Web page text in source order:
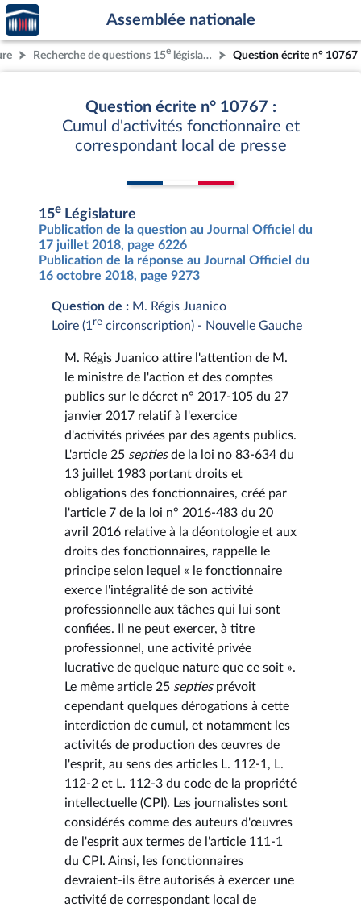
Aller au contenu
Aller en bas de la page
Accèder
à la
page
d'accueil
Assemblée nationale
Recherche de questions 15e législature Question écrite n° 10767
Question écrite n° 10767 :
Cumul d'activités fonctionnaire et
correspondant local de presse
15e Législature
Publication de la question au Journal Officiel du
17 juillet 2018, page 6226
Publication de la réponse au Journal Officiel du
16 octobre 2018, page 9273
Question de : M. Régis Juanico
Loire (1 re circonscription) - Nouvelle Gauche
M. Régis Juanico attire l'attention de M.
le ministre de l'action et des comptes
publics sur le décret n° 2017-105 du 27
janvier 2017 relatif à l'exercice
d'activités privées par des agents publics.
L'article 25 septiesde la loi no 83-634 du
13 juillet 1983 portant droits et
obligations des fonctionnaires, créé par
l'article 7 de la loi n° 2016-483 du 20
avril 2016 relative à la déontologie et aux
droits des fonctionnaires, rappelle le
principe selon lequel « le fonctionnaire
exerce l'intégralité de son activité
professionnelle aux tâches qui lui sont
confiées. Il ne peut exercer, à titre
professionnel, une activité privée
lucrative de quelque nature que ce soit ».
Le même article 25 septiesprévoit
cependant quelques dérogations à cette
interdiction de cumul, et notamment les
activités de production des œuvres de
l'esprit, au sens des articles L. 112-1, L.
112-2 et L. 112-3 du code de la propriété
intellectuelle (CPI). Les journalistes sont
considérés comme des auteurs d'œuvres
de l'esprit aux termes de l'article 111-1
du CPI. Ainsi, les fonctionnaires
devraient-ils être autorisés à exercer une
activité de correspondant local de